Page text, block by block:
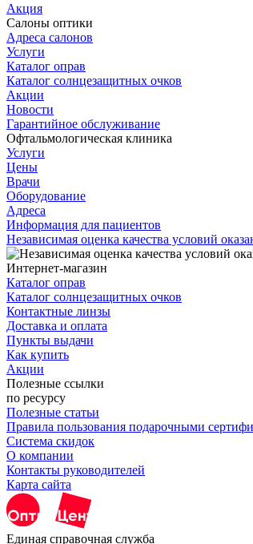
Акция
Салоны оптики
Адреса салонов
Услуги
Каталог оправ
Каталог солнцезащитных очков
Акции
Новости
Гарантийное обслуживание
Офтальмологическая клиника
Услуги
Цены
Врачи
Оборудование
Адреса
Информация для пациентов
Независимая оценка качества условий
Интернет-магазин
Каталог оправ
Каталог солнцезащитных очков
Контактные линзы
Доставка и оплата
Пункты выдачи
Как купить
Акции
Полезные ссылки
по ресурсу
Полезные статьи
Правила пользования подарочными
Система скидок
О компании
Контакты руководителей
Карта сайта
Единая справочная служба